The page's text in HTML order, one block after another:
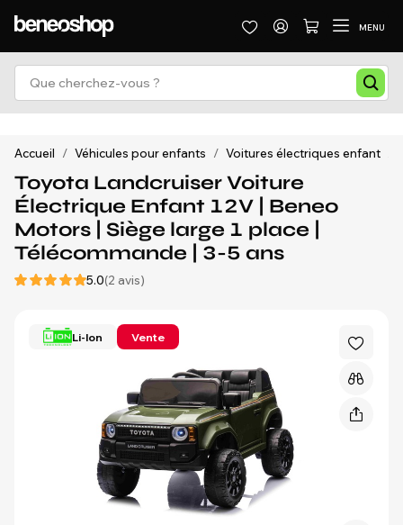
MENU
Accueil / Véhicules pour enfants / Voitures électriques enfant
Toyota Landcruiser Voiture
Électrique Enfant 12V | Beneo
Motors | Siège large 1 place |
Télécommande | 3-5 ans
5.0(2 avis)
Li-Ion Vente